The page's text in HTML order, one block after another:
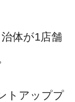
体が1店舗
トアッププ